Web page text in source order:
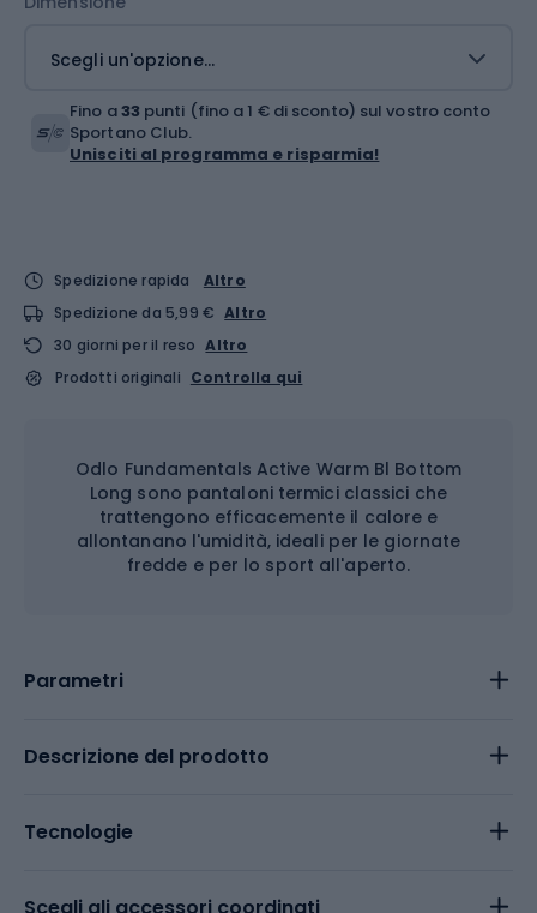
Scegli un'opzione...
Fino a33 punti (fino a 1 € di sconto) sul vostro conto
Sportano Club.
Unisciti al programma e risparmia!
Spedizione rapida
Altro
Spedizione da 5,99 € Altro
30 giorni per il reso Altro
Prodotti originali Controlla qui
Odlo Fundamentals Active Warm Bl Bottom
Long sono pantaloni termici classici che
trattengono efficacemente il calore e
allontanano l'umidità, ideali per le giornate
fredde e per lo sport all'aperto.
Parametri
Descrizione del prodotto
Tecnologie